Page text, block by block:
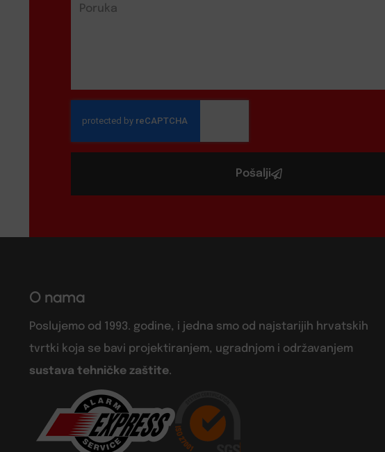
Pošalji
O nama
Poslujemo od 1993. godine, i jedna smo od najstarijih hrvatskih
tvrtki koja se bavi projektiranjem, ugradnjom i održavanjem
sustava tehničke zaštite.